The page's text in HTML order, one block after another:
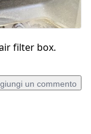
filter box.
un commento